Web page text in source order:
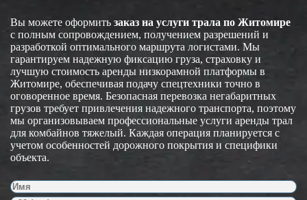
Вы можете оформить заказ на услуги трала по Житомире
с полным сопровождением, получением разрешений и
разработкой оптимального маршрута логистами. Мы
гарантируем надежную фиксацию груза, страховку и
лучшую стоимость аренды низкорамной платформы в
Житомире, обеспечивая подачу спецтехники точно в
оговоренное время. Безопасная перевозка негабаритных
грузов требует привлечения надежного транспорта, поэтому
мы организовываем профессиональные услуги аренды трал
для комбайнов тяжелый. Каждая операция планируется с
учетом особенностей дорожного покрытия и специфики
объекта.